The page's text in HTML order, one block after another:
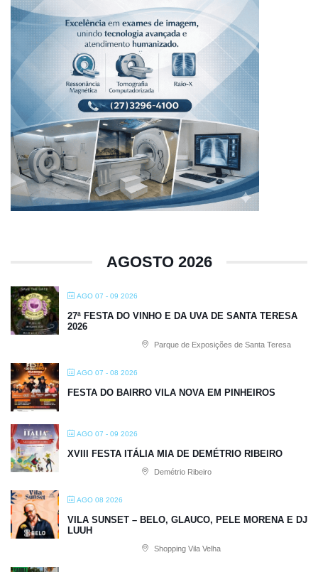
AGOSTO 2026
AGO 07 - 09 2026
27ª FESTA DO VINHO E DA UVA DE SANTA TERESA
2026
Parque de Exposições de Santa Teresa
AGO 07 - 08 2026
FESTA DO BAIRRO VILA NOVA EM PINHEIROS
AGO 07 - 09 2026
XVIII FESTA ITÁLIA MIA DE DEMÉTRIO RIBEIRO
Demétrio Ribeiro
AGO 08 2026
VILA SUNSET – BELO, GLAUCO, PELE MORENA E DJ
LUUH
Shopping Vila Velha